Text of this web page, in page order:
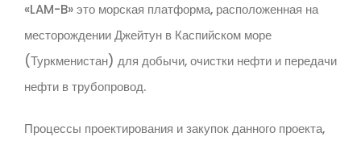
«LAM-B» это морская платформа, расположенная на
месторождении Джейтун в Каспийском море
(Туркменистан) для добычи, очистки нефти и передачи
нефти в трубопровод.
Процессы проектирования и закупок данного проекта,